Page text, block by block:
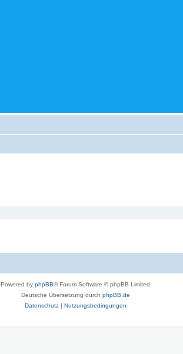
Powered by phpBB® Forum Software © phpBB Limited
Deutsche Übersetzung durch phpBB.de
Datenschutz| Nutzungsbedingungen